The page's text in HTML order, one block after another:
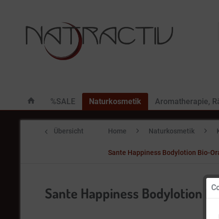
%SALE Naturkosmetik Aromatherapie,
Übersicht Home Naturkosmetik
Sante Happiness Bodylotion Bio-
Sante Happiness Bodylotion